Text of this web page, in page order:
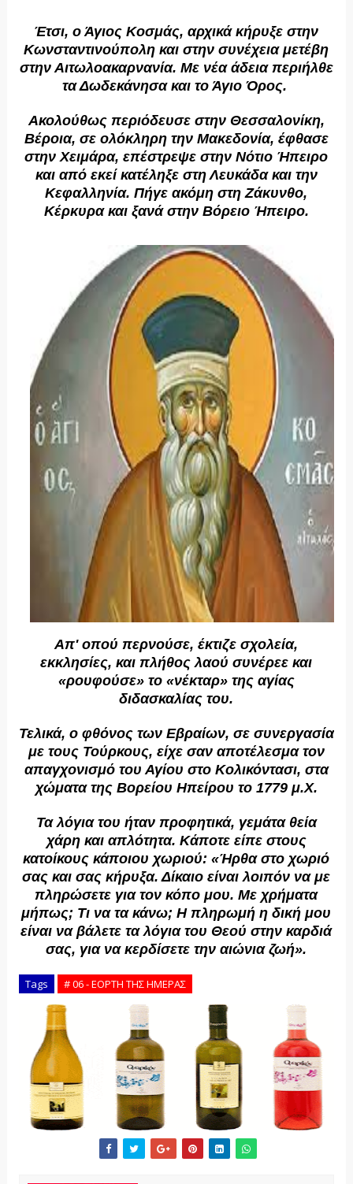
Έτσι, ο Άγιος Κοσμάς, αρχικά κήρυξε στην
Κωνσταντινούπολη και στην συνέχεια μετέβη
στην Αιτωλοακαρνανία. Με νέα άδεια περιήλθε
τα Δωδεκάνησα και το Άγιο Όρος.
Ακολούθως περιόδευσε στην Θεσσαλονίκη,
Βέροια, σε ολόκληρη την Μακεδονία, έφθασε
στην Χειμάρα, επέστρεψε στην Νότιο Ήπειρο
και από εκεί κατέληξε στη Λευκάδα και την
Κεφαλληνία. Πήγε ακόμη στη Ζάκυνθο,
Κέρκυρα και ξανά στην Βόρειο Ήπειρο.
Απ' οπού περνούσε, έκτιζε σχολεία,
εκκλησίες, και πλήθος λαού συνέρεε και
«ρουφούσε» το «νέκταρ» της αγίας
διδασκαλίας του.
Τελικά, ο φθόνος των Εβραίων, σε συνεργασία
με τους Τούρκους, είχε σαν αποτέλεσμα τον
απαγχονισμό του Αγίου στο Κολικόντασι, στα
χώματα της Βορείου Ηπείρου το 1779 μ.Χ.
Τα λόγια του ήταν προφητικά, γεμάτα θεία
χάρη και απλότητα. Κάποτε είπε στους
κατοίκους κάποιου χωριού: «Ήρθα στο χωριό
σας και σας κήρυξα. Δίκαιο είναι λοιπόν να με
πληρώσετε για τον κόπο μου. Με χρήματα
μήπως; Τι να τα κάνω; Η πληρωμή η δική μου
είναι να βάλετε τα λόγια του Θεού στην καρδιά
σας, για να κερδίσετε την αιώνια ζωή».
Tags # 06 - ΕΟΡΤΗ ΤΗΣ ΗΜΕΡΑΣ